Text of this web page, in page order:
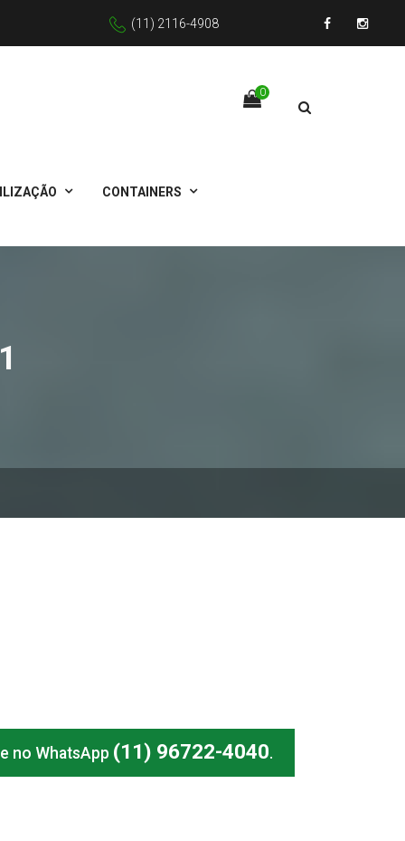
(11) 2116-4908
Facebook
0
CONTAINERS
no WhatsApp (11) 96722-4040.